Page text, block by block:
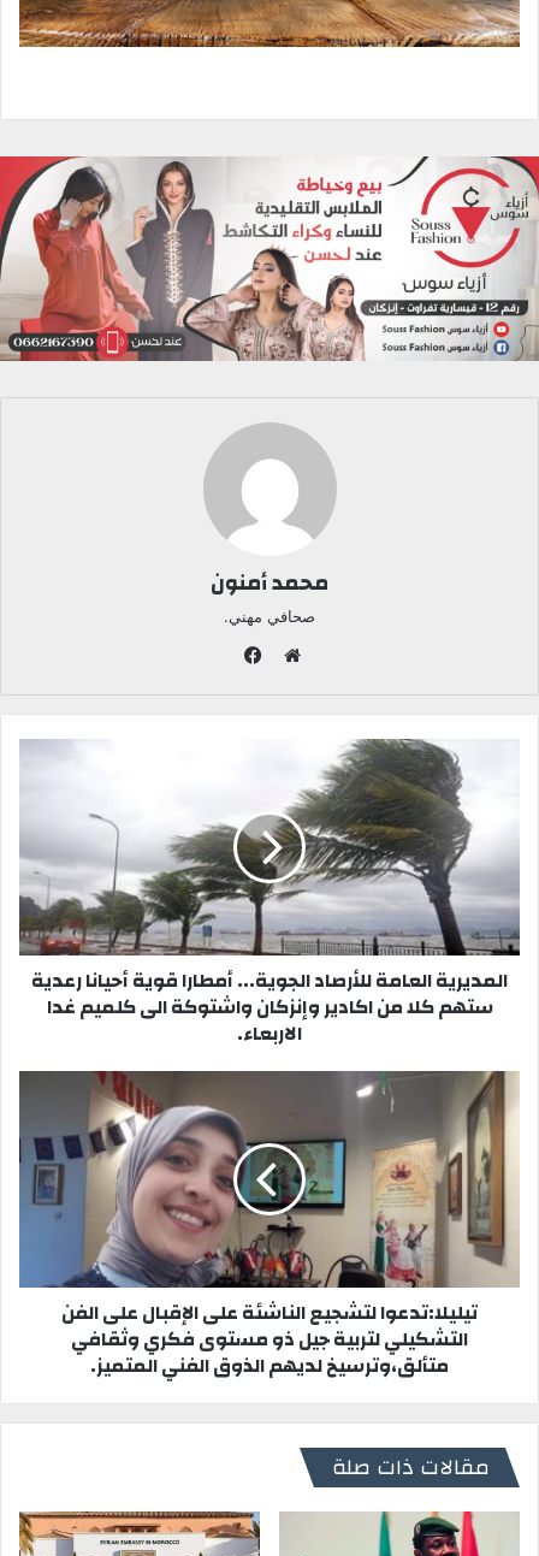
محمد أمنون
صحافي مهني.
و
ل
و
ي
ب
س
المديرية العامة للأرصاد الجوية... أمطارا قوية أحيانا رعدية
ستهم كلا من اكادير وإنزكان واشتوكة الى كلميم غدا
الاربعاء.
تيليلا:تدعوا لتشجيع الناشئة على الإقبال على الفن
التشكيلي لتربية جيل ذو مستوى فكري وثقافي
متألق،وترسيخ لديهم الذوق الفني المتميز.
مقالات ذات صلة